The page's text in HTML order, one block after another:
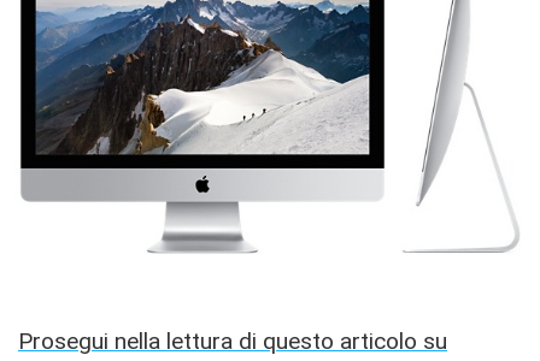
Prosegui nella lettura di questo articolo su